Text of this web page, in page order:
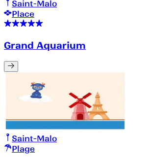
Saint-Malo
Place
Grand Aquarium
Saint-Malo
Plage